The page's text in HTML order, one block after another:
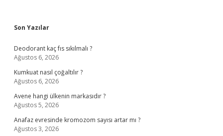
Sidebar
Son Yazılar
Deodorant kaç fıs sıkılmalı ?
Ağustos 6, 2026
Kumkuat nasıl çoğaltılır ?
Ağustos 6, 2026
Avene hangi ülkenin markasıdır ?
Ağustos 5, 2026
Anafaz evresinde kromozom sayısı artar mı ?
Ağustos 3, 2026